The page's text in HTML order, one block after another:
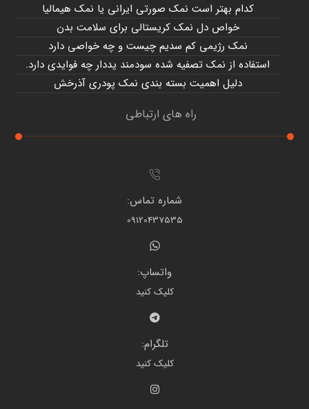
کدام بهتر است نمک صورتی ایرانی یا نمک هیمالیا
خواص دل نمک کریستالی برای سلامت بدن
نمک رژیمی کم سدیم چیست و چه خواصی دارد
استفاده از نمک تصفیه شده سودمند یددار چه فوایدی دارد.
دلیل اهمیت بسته بندی نمک پودری آذرخش
راه های ارتباطی
شماره تماس:
09120437535
واتساپ:
کلیک کنید
تلگرام:
کلیک کنید